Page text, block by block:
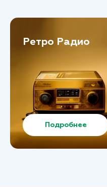
Ретро Радио
Подробнее